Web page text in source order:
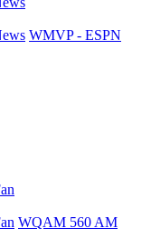
WMVP - ESPN
WQAM 560 AM